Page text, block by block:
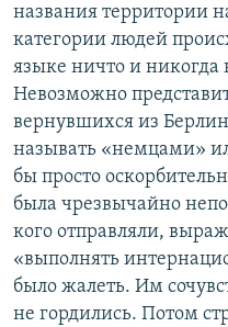
названия территории
категории людей
языке ничто и
Невозможно
вернувшихся из
называть «немцами»
бы просто
была чрезвычайно
кого отправляли,
«выполнять
было жалеть. Им
не гордились. Потом